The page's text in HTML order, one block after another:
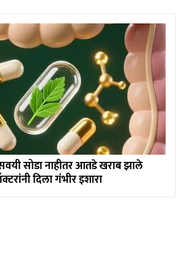
सोडा नाहीतर आतडे खराब झाले
दिला गंभीर इशारा